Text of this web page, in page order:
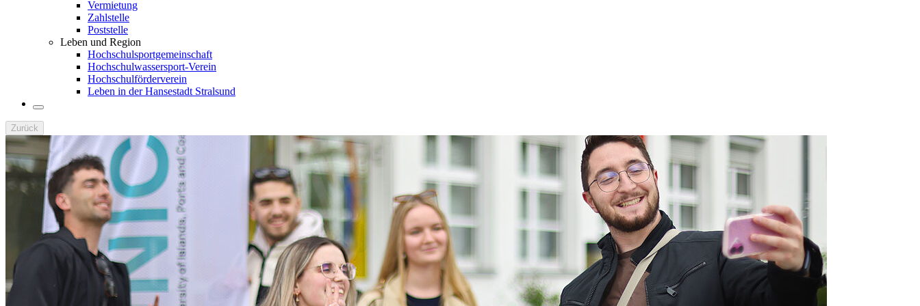
Vermietung
Zahlstelle
Poststelle
Leben und Region
Hochschulsportgemeinschaft
Hochschulwassersport-Verein
Hochschulförderverein
Leben in der Hansestadt Stralsund
Zurück